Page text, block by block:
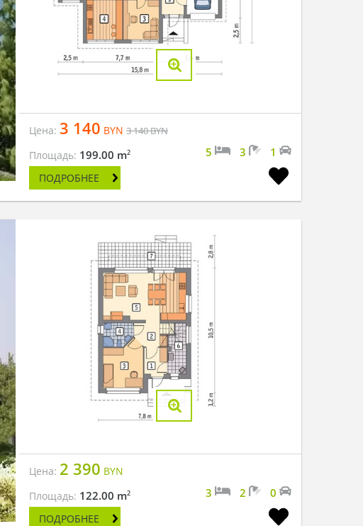
Цена: 3 140 BYN 3 140BYN
Площадь: 199.00 m2 5 3 1
ПОДРОБНЕЕ
Цена: 2 390 BYN
Площадь: 122.00 m2 3 2 0
ПОДРОБНЕЕ